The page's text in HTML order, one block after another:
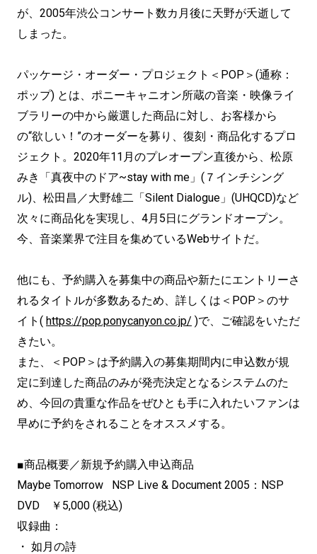
が、2005年渋公コンサート数カ月後に天野が夭逝して
しまった。
パッケージ・オーダー・プロジェクト＜POP＞(通称：
ポップ) とは、ポニーキャニオン所蔵の音楽・映像ライ
ブラリーの中から厳選した商品に対し、お客様から
の“欲しい！”のオーダーを募り、復刻・商品化するプロ
ジェクト。2020年11月のプレオープン直後から、松原
みき「真夜中のドア~stay with me」(７インチシング
ル)、松田昌／大野雄二「Silent Dialogue」(UHQCD)など
次々に商品化を実現し、4月5日にグランドオープン。
今、音楽業界で注目を集めているWebサイトだ。
他にも、予約購入を募集中の商品や新たにエントリーさ
れるタイトルが多数あるため、詳しくは＜POP＞のサ
イト( https://pop.ponycanyon.co.jp/ )で、ご確認をいただ
きたい。
また、＜POP＞は予約購入の募集期間内に申込数が規
定に到達した商品のみが発売決定となるシステムのた
め、今回の貴重な作品をぜひとも手に入れたいファンは
早めに予約をされることをオススメする。
■商品概要／新規予約購入申込商品
Maybe Tomorrow NSP Live & Document 2005：NSP
DVD ￥5,000 (税込)
収録曲：
・ 如月の詩